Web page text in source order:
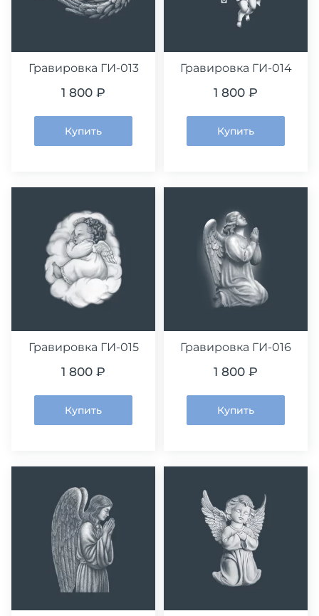
Гравировка ГИ-013
1 800 ₽
Купить
Гравировка ГИ-014
1 800 ₽
Купить
Гравировка ГИ-015
1 800 ₽
Купить
Гравировка ГИ-016
1 800 ₽
Купить